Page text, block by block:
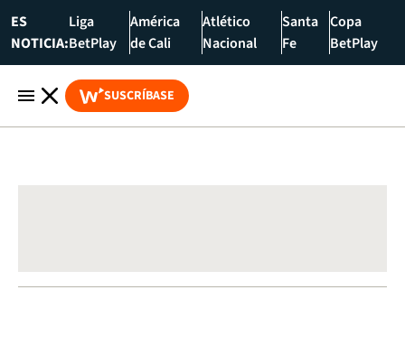
ES
NOTICIA:
Liga
BetPlay
América
de Cali
Atlético
Nacional
Santa
Fe
Copa
BetPlay
SUSCRÍBASE